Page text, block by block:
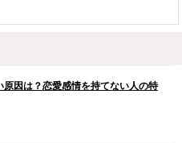
原因は？恋愛感情を持てない人の特